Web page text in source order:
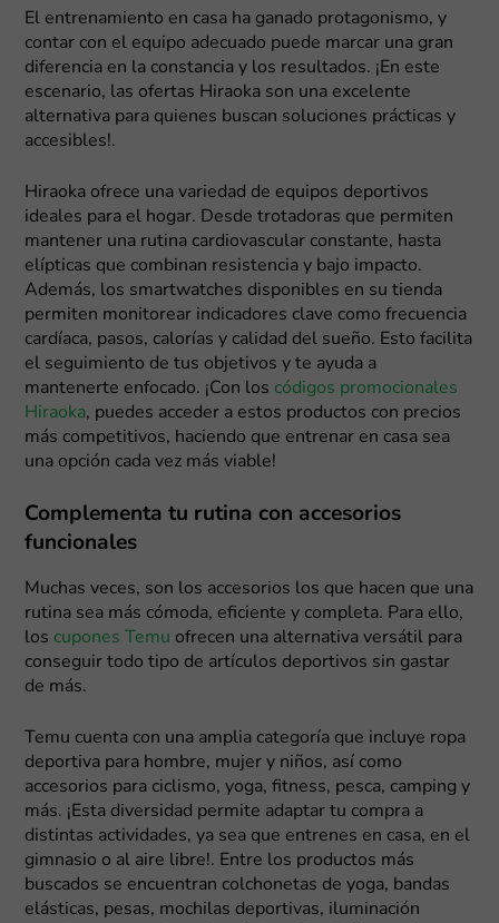
El entrenamiento en casa ha ganado protagonismo, y
contar con el equipo adecuado puede marcar una gran
diferencia en la constancia y los resultados. ¡En este
escenario, las ofertas Hiraoka son una excelente
alternativa para quienes buscan soluciones prácticas y
accesibles!.
Hiraoka ofrece una variedad de equipos deportivos
ideales para el hogar. Desde trotadoras que permiten
mantener una rutina cardiovascular constante, hasta
elípticas que combinan resistencia y bajo impacto.
Además, los smartwatches disponibles en su tienda
permiten monitorear indicadores clave como frecuencia
cardíaca, pasos, calorías y calidad del sueño. Esto facilita
el seguimiento de tus objetivos y te ayuda a
mantenerte enfocado. ¡Con los códigos promocionales
Hiraoka, puedes acceder a estos productos con precios
más competitivos, haciendo que entrenar en casa sea
una opción cada vez más viable!
Complementa tu rutina con accesorios
funcionales
Muchas veces, son los accesorios los que hacen que una
rutina sea más cómoda, eficiente y completa. Para ello,
los cupones Temu ofrecen una alternativa versátil para
conseguir todo tipo de artículos deportivos sin gastar
de más.
Temu cuenta con una amplia categoría que incluye ropa
deportiva para hombre, mujer y niños, así como
accesorios para ciclismo, yoga, fitness, pesca, camping y
más. ¡Esta diversidad permite adaptar tu compra a
distintas actividades, ya sea que entrenes en casa, en el
gimnasio o al aire libre!. Entre los productos más
buscados se encuentran colchonetas de yoga, bandas
elásticas, pesas, mochilas deportivas, iluminación